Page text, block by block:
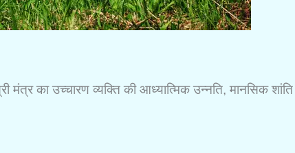
का उच्चारण व्यक्ति की आध्यात्मिक उन्नति, मानसिक शांति